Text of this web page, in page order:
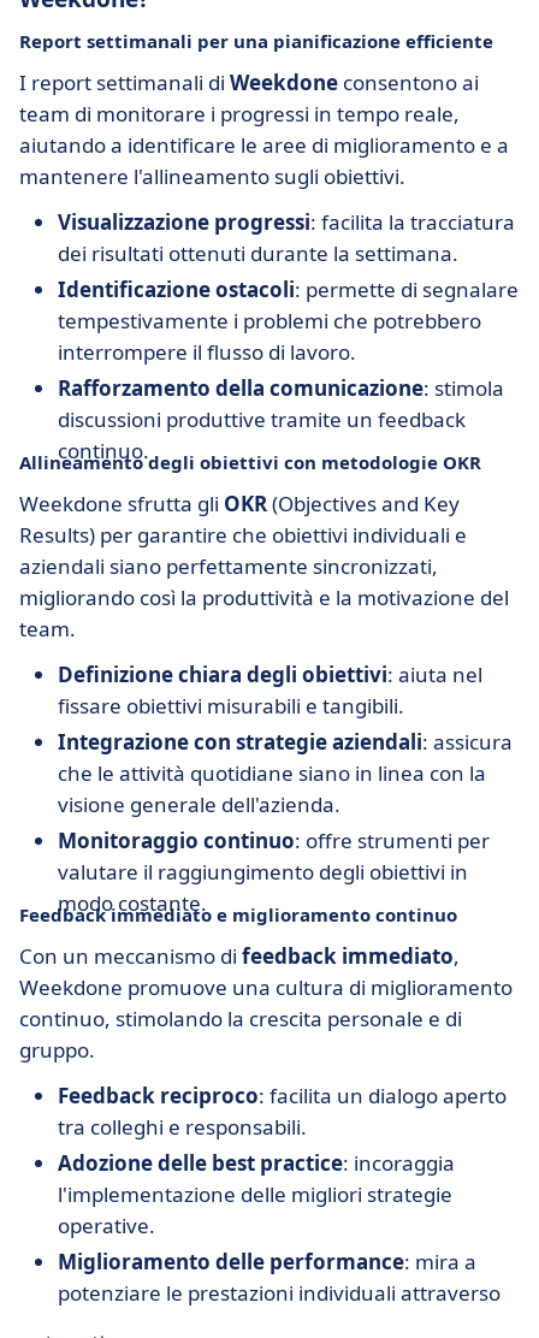
Report settimanali per una pianificazione efficiente
I report settimanali di Weekdone consentono ai
team di monitorare i progressi in tempo reale,
aiutando a identificare le aree di miglioramento e a
mantenere l'allineamento sugli obiettivi.
Visualizzazione progressi: facilita la tracciatura
dei risultati ottenuti durante la settimana.
Identificazione ostacoli: permette di segnalare
tempestivamente i problemi che potrebbero
interrompere il flusso di lavoro.
Rafforzamento della comunicazione: stimola
discussioni produttive tramite un feedback
continuo.
Allineamento degli obiettivi con metodologie OKR
Weekdone sfrutta gli OKR(Objectives and Key
Results) per garantire che obiettivi individuali e
aziendali siano perfettamente sincronizzati,
migliorando così la produttività e la motivazione del
team.
Definizione chiara degli obiettivi: aiuta nel
fissare obiettivi misurabili e tangibili.
Integrazione con strategie aziendali: assicura
che le attività quotidiane siano in linea con la
visione generale dell'azienda.
Monitoraggio continuo: offre strumenti per
valutare il raggiungimento degli obiettivi in
modo costante.
Feedback immediato e miglioramento continuo
Con un meccanismo di feedback immediato,
Weekdone promuove una cultura di miglioramento
continuo, stimolando la crescita personale e di
gruppo.
Feedback reciproco: facilita un dialogo aperto
tra colleghi e responsabili.
Adozione delle best practice: incoraggia
l'implementazione delle migliori strategie
operative.
Miglioramento delle performance: mira a
potenziare le prestazioni individuali attraverso